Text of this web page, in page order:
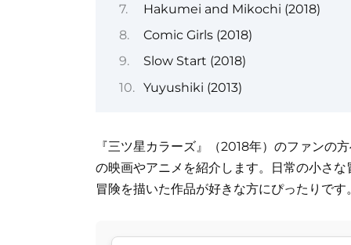
Hakumei and Mikochi (2018)
Comic Girls (2018)
Slow Start (2018)
Yuyushiki (2013)
『三ツ星カラーズ』（2018年）のファンの
の映画やアニメを紹介します。日常の小さ
冒険を描いた作品が好きな方にぴったりで